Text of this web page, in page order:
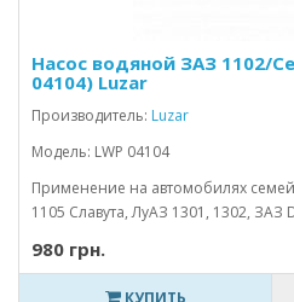
Насос водяной ЗАЗ 1102/
04104) Luzar
Производитель: Luzar
Модель: LWP 04104
Применение на автомобилях
1105 Славута, ЛуАЗ 1301, 1302, ЗАЗ
980 грн.
КУПИТЬ